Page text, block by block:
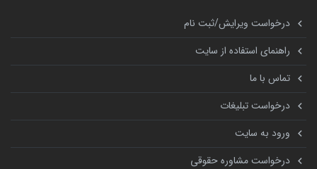
درخواست ویرایش/ثبت نام
راهنمای استفاده از سایت
تماس با ما
درخواست تبلیغات
ورود به سایت
درخواست مشاوره حقوقی